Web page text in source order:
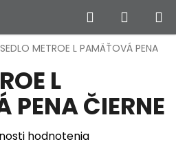
Hľadať
KOŠÍK
SEDLO METROE L PAMÄŤOVÁ PENA
L
PENA ČIERNE
hodnotenia